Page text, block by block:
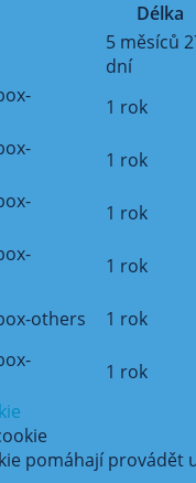
Délka
5 měsíců
dní
1 rok
1 rok
1 rok
1 rok
others
1 rok
1 rok
pomáhají provádět